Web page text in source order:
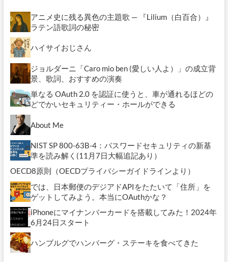
アニメ史に残る異色の主題歌 — 『Lilium（白百合）』
ラテン語歌詞の秘密
ハイサイおじさん
ジョルダーニ「Caro mio ben (愛しい人よ）」の成立背
景、歌詞、おすすめの演奏
単なる OAuth 2.0 を認証に使うと、車が通れるほどの
どでかいセキュリティー・ホールができる
About Me
NIST SP 800-63B-4：パスワードセキュリティの新基
準を読み解く(11月7日大幅追記あり）
OECD8原則（OECDプライバシーガイドラインより）
では、日本郵便のデジアドAPIをたたいて「住所」を
ゲットしてみよう。本当にOAuthかな？
iPhoneにマイナンバーカードを搭載してみた！2024年
6月24日スタート
ハンブルグでハンバーグ・ステーキを食べてきた